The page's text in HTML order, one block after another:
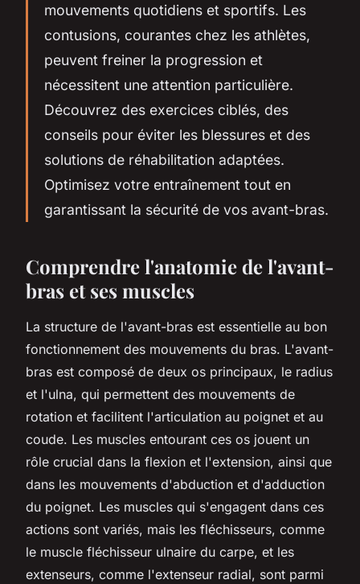
mouvements quotidiens et sportifs. Les
contusions, courantes chez les athlètes,
peuvent freiner la progression et
nécessitent une attention particulière.
Découvrez des exercices ciblés, des
conseils pour éviter les blessures et des
solutions de réhabilitation adaptées.
Optimisez votre entraînement tout en
garantissant la sécurité de vos avant-bras.
Comprendre l'anatomie de l'avant-
bras et ses muscles
La structure de l'avant-bras est essentielle au bon
fonctionnement des mouvements du bras. L'avant-
bras est composé de deux os principaux, le radius
et l'ulna, qui permettent des mouvements de
rotation et facilitent l'articulation au poignet et au
coude. Les muscles entourant ces os jouent un
rôle crucial dans la flexion et l'extension, ainsi que
dans les mouvements d'abduction et d'adduction
du poignet. Les muscles qui s'engagent dans ces
actions sont variés, mais les fléchisseurs, comme
le muscle fléchisseur ulnaire du carpe, et les
extenseurs, comme l'extenseur radial, sont parmi